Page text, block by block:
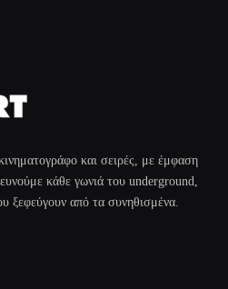
και σειρές, με έμφαση
κάθε γωνιά του underground,
ξεφεύγουν από τα συνηθισμένα.